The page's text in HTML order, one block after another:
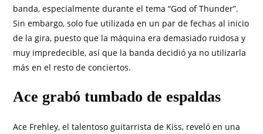
banda, especialmente durante el tema “God of Thunder”.
Sin embargo, solo fue utilizada en un par de fechas al inicio
de la gira, puesto que la máquina era demasiado ruidosa y
muy impredecible, así que la banda decidió ya no utilizarla
más en el resto de conciertos.
Ace grabó tumbado de espaldas
Ace Frehley, el talentoso guitarrista de Kiss, reveló en una